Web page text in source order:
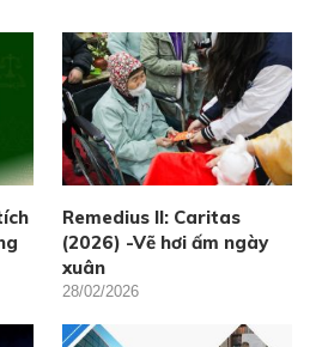
Remedius II: Caritas
(2026) -Vẽ hơi ấm ngày
xuân
28/02/2026